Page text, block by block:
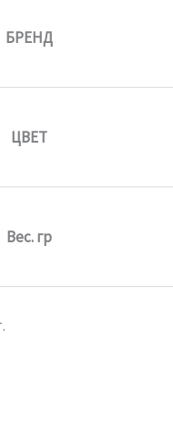
БРЕНД
ЦВЕТ
Вес. гр